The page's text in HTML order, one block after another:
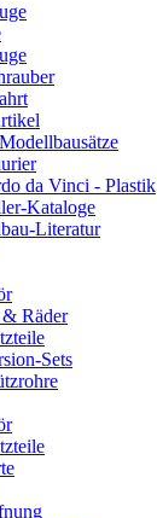
da Vinci - Plastik
Kataloge
Literatur
Räder
Sets